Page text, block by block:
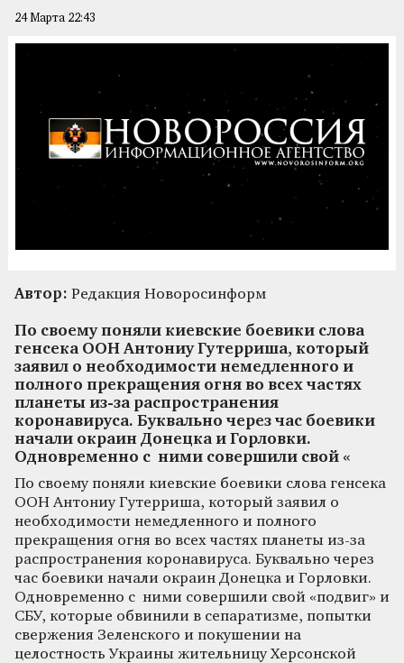
24 Марта 22:43
Автор: Редакция Новоросинформ
По своему поняли киевские боевики слова
генсека ООН Антониу Гутерриша, который
заявил о необходимости немедленного и
полного прекращения огня во всех частях
планеты из-за распространения
коронавируса. Буквально через час боевики
начали окраин Донецка и Горловки.
Одновременно с ними совершили свой «
По своему поняли киевские боевики слова генсека
ООН Антониу Гутерриша, который заявил о
необходимости немедленного и полного
прекращения огня во всех частях планеты из-за
распространения коронавируса. Буквально через
час боевики начали окраин Донецка и Горловки.
Одновременно с ними совершили свой «подвиг» и
СБУ, которые обвинили в сепаратизме, попытки
свержения Зеленского и покушении на
целостность Украины жительницу Херсонской